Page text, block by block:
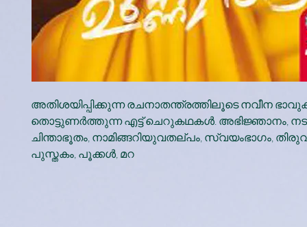
അതിശയിപ്പിക്കുന്ന രചനാതന്ത്രത്തിലൂടെ നവീന
തൊട്ടുണർത്തുന്ന എട്ട് ചെറുകഥകൾ. അഭിജ്ഞാനം,
ചിന്താഭൂതം, നാമിങ്ങറിയുവതല്പം, സ്വയംഭാഗം,
പുസ്തകം, പൂക്കൾ, മറ